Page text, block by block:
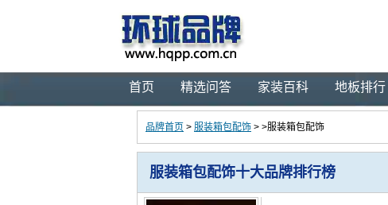
首页 精选问答 家装百科 地板排行
品牌首页 > 服装箱包配饰 > >服装箱包配饰
服装箱包配饰十大品牌排行榜